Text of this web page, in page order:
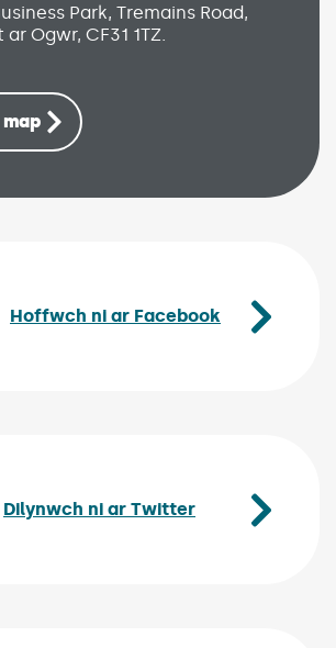
Park, Tremains Road,
Ogwr, CF31 1TZ.
Hoffwch ni ar Facebook (Link opens
Dilynwch ni ar Twitter (Link opens in